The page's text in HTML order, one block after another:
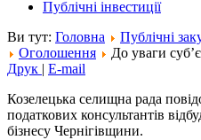
Публічні інвестиції
Ви тут: Головна Публічні
Оголошення
До уваги
Друк | E-mail
Козелецька селищна рада
податкових консультантів
бізнесу Чернігівщини.